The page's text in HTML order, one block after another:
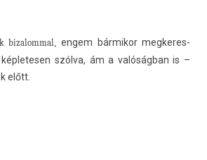
bi­zalomm­al, engem bár­mikor meg­keres­
szólva, ám a valóságban is –
előtt.